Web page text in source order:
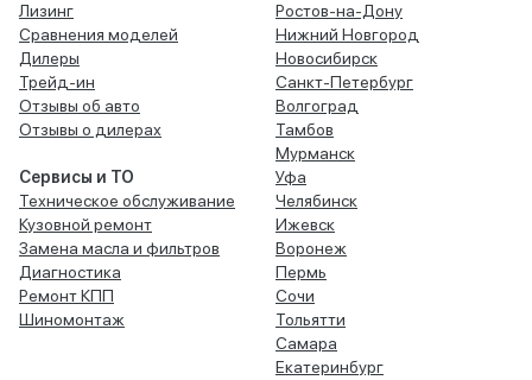
Лизинг
Сравнения моделей
Дилеры
Трейд-ин
Отзывы об авто
Отзывы о дилерах
Сервисы и ТО
Техническое обслуживание
Кузовной ремонт
Замена масла и фильтров
Диагностика
Ремонт КПП
Шиномонтаж
Ростов-на-Дону
Нижний Новгород
Новосибирск
Санкт-Петербург
Волгоград
Тамбов
Мурманск
Уфа
Челябинск
Ижевск
Воронеж
Пермь
Сочи
Тольятти
Самара
Екатеринбург